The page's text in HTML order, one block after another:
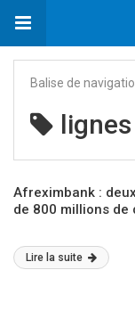
Balise de
Afreximbank :
de 800 millions de
Lire la suite